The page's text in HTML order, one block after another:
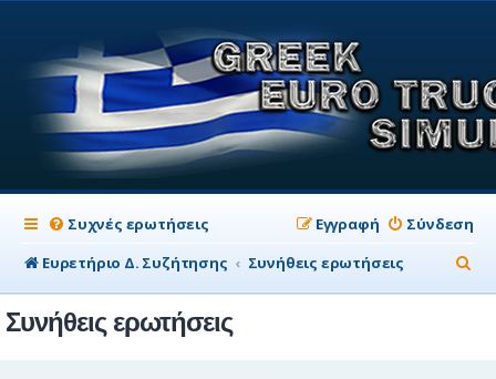
Συχνές ερωτήσεις Σύνδεση
Εγγραφή
Ευρετήριο Δ. Συζήτησης
Συνήθεις ερωτήσεις
ν
Συνήθεις ερωτήσεις